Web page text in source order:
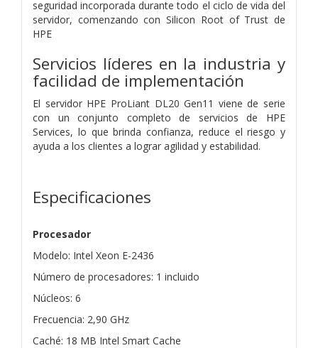
seguridad incorporada durante todo el ciclo de vida del
servidor, comenzando con Silicon Root of Trust de
HPE
Servicios líderes en la industria y
facilidad de implementación
El servidor HPE ProLiant DL20 Gen11 viene de serie
con un conjunto completo de servicios de HPE
Services, lo que brinda confianza, reduce el riesgo y
ayuda a los clientes a lograr agilidad y estabilidad.
Especificaciones
Procesador
Modelo: Intel Xeon E-2436
Número de procesadores: 1 incluido
Núcleos: 6
Frecuencia: 2,90 GHz
Caché: 18 MB Intel Smart Cache